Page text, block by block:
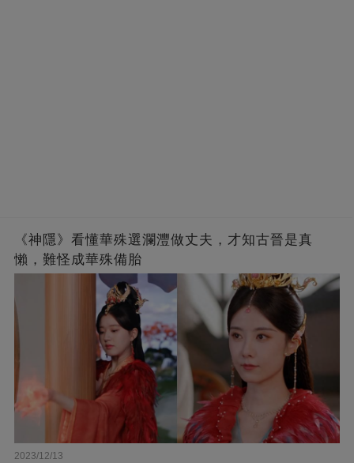
《神隱》看懂華殊選瀾灃做丈夫，才知古晉是真
懶，難怪成華殊備胎
2023/12/13